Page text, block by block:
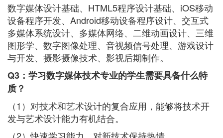
数字媒体设计基础、HTML5程序设计基础、iOS移动
设备程序开发、Android移动设备程序设计、交互式
多媒体系统设计、多媒体网络、二维动画设计、三维
图形学、数字图像处理、音视频信号处理、游戏设计
与开发、摄影摄像技术、影视后期制作。
Q3：学习数字媒体技术专业的学生需要具备什么特
质？
（1）对技术和艺术设计的复合应用，能够将技术开
发与艺术设计能力有机结合。
（2）快速学习能力，对新技术保持热情。